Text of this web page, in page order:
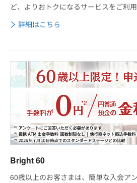
ど、よりおトクになるサービスをご利用
詳細はこちら
Bright 60
60歳以上のお客さまは、簡単な入会ア